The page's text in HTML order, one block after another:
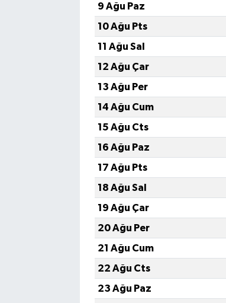
9 Ağu Paz
10 Ağu Pts
11 Ağu Sal
12 Ağu Çar
13 Ağu Per
14 Ağu Cum
15 Ağu Cts
16 Ağu Paz
17 Ağu Pts
18 Ağu Sal
19 Ağu Çar
20 Ağu Per
21 Ağu Cum
22 Ağu Cts
23 Ağu Paz